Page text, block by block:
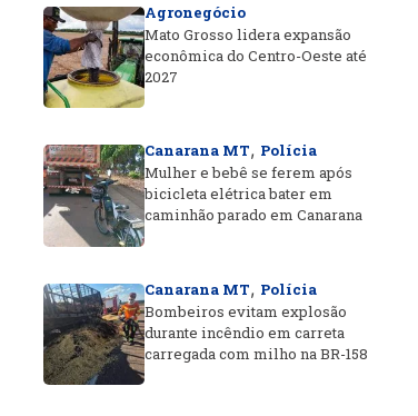
Agronegócio
Mato Grosso lidera expansão
econômica do Centro-Oeste até
2027
Canarana MT, Polícia
Mulher e bebê se ferem após
bicicleta elétrica bater em
caminhão parado em Canarana
Canarana MT, Polícia
Bombeiros evitam explosão
durante incêndio em carreta
carregada com milho na BR-158